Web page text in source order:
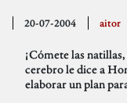
20-07-2004 aitor
¡Cómete las
cerebro le dice a
elaborar un plan